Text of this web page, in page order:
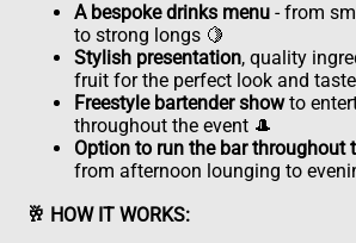
A bespoke drinks menu - from
to strong longs 🍋
Stylish presentation, quality
fruit for the perfect look and taste
Freestyle bartender showto
throughout the event 🎩
Option to run the bar throughout
from afternoon lounging to
🥂 HOW IT WORKS: